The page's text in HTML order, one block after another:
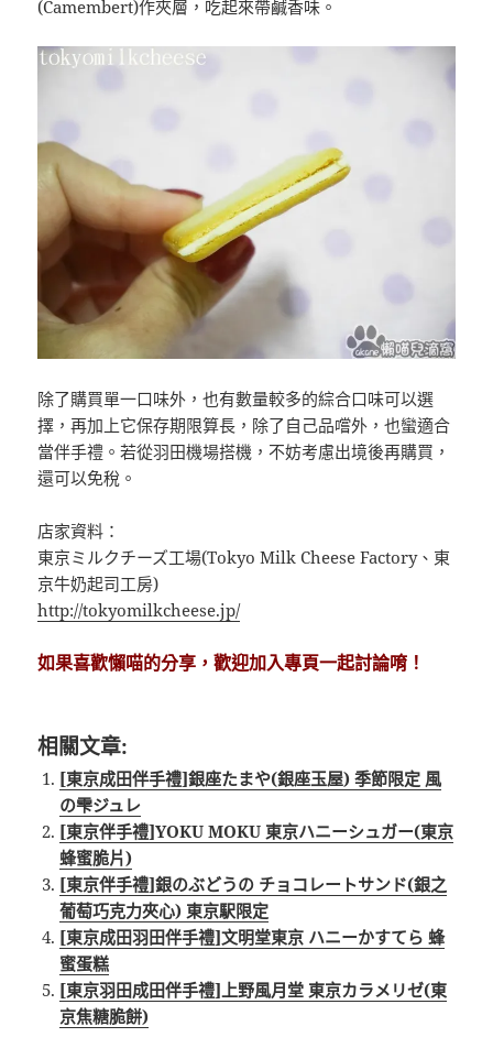
(Camembert)作夾層，吃起來帶鹹香味。
除了購買單一口味外，也有數量較多的綜合口味可以選
擇，再加上它保存期限算長，除了自己品嚐外，也蠻適合
當伴手禮。若從羽田機場搭機，不妨考慮出境後再購買，
還可以免稅。
店家資料：
東京ミルクチーズ工場(Tokyo Milk Cheese Factory、東
京牛奶起司工房)
http://tokyomilkcheese.jp/
如果喜歡懶喵的分享，歡迎加入專頁一起討論唷！
相關文章:
[東京成田伴手禮]銀座たまや(銀座玉屋) 季節限定 風
の雫ジュレ
[東京伴手禮]YOKU MOKU 東京ハニーシュガー(東京
蜂蜜脆片)
[東京伴手禮]銀のぶどうの チョコレートサンド(銀之
葡萄巧克力夾心) 東京駅限定
[東京成田羽田伴手禮]文明堂東京 ハニーかすてら 蜂
蜜蛋糕
[東京羽田成田伴手禮]上野風月堂 東京カラメリゼ(東
京焦糖脆餅)